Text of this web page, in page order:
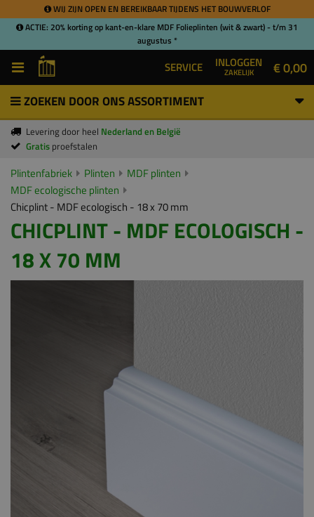
WIJ ZIJN OPEN EN BEREIKBAAR TIJDENS HET BOUWVERLOF
ACTIE: 20% korting op kant-en-klare MDF Folieplinten (wit & zwart) - t/m 31
augustus *
SERVICE INLOGGEN
ZAKELIJK € 0,00
ZOEKEN DOOR ONS ASSORTIMENT
Levering door heel Nederland en België
Gratis proefstalen
Plintenfabriek Plinten
MDF plinten
MDF ecologische plinten
Chicplint - MDF ecologisch - 18 x 70 mm
CHICPLINT - MDF ECOLOGISCH -
18 X 70 MM